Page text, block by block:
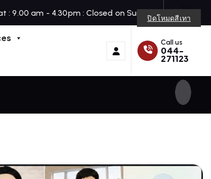
: 9.00 am - 4.30pm : Closed on Sunday
Call us
044-
271123
ปิดโหมดสีเทา